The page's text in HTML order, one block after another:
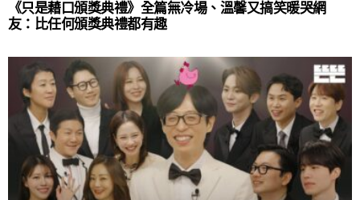
《只是藉口頒獎典禮》全篇無冷場、溫馨又搞笑暖哭網
友：比任何頒獎典禮都有趣